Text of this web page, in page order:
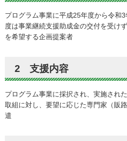
プログラム事業に平成25年度から令和
度は事業継続支援助成金の交付を受け
を希望する企画提案者
2 支援内容
プログラム事業に採択され、実施され
取組に対し、要望に応じた専門家（販
遣